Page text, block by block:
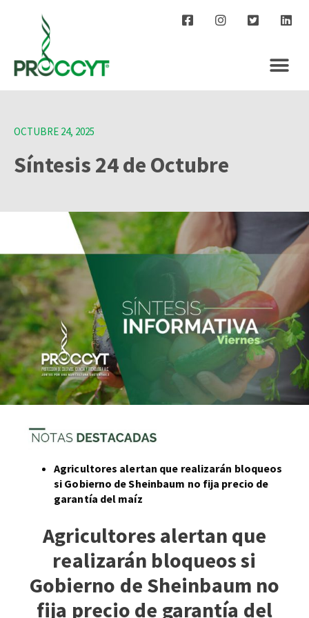
OCTUBRE 24, 2025
Síntesis 24 de Octubre
Agricultores alertan que realizarán bloqueos
si Gobierno de Sheinbaum no fija precio de
garantía del maíz
Agricultores alertan que
realizarán bloqueos si
Gobierno de Sheinbaum no
fija precio de garantía del